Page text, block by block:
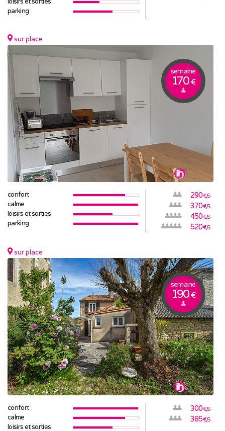
parking
sur place
semaine
170€
confort
calme
loisirs et sorties
parking
290€/S
370€/S
450€/S
520€/S
sur place
semaine
190€
confort
calme
loisirs et sorties
300€/S
385€/S